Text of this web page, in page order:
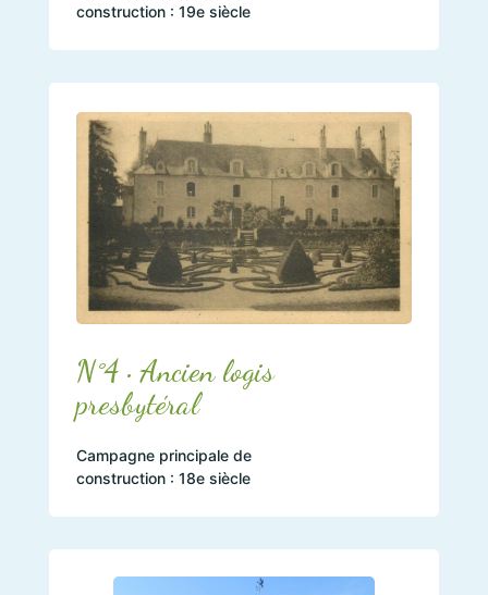
construction : 19e siècle
N°4 • Ancien logis
presbytéral
Campagne principale de
construction : 18e siècle